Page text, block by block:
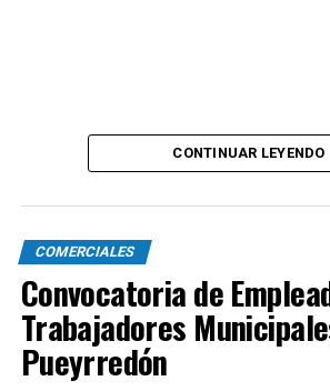
CONTINUAR LEYENDO
COMERCIALES
Convocatoria de
Trabajadores
Pueyrredón